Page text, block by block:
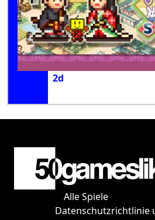
2d
Alle Spiele
Datenschutzrichtlinie